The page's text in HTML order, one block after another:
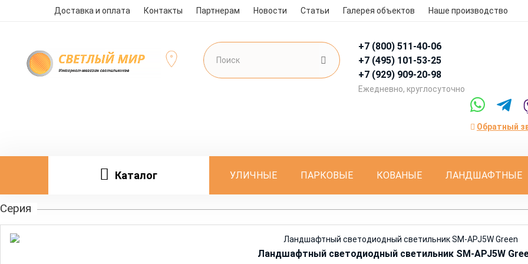
Доставка и оплата Контакты Партнерам Новости Статьи Галерея объектов Наше производство
+7 (800) 511-40-06
+7 (495) 101-53-25
+7 (929) 909-20-98
Eжедневно, круглосуточно
Обратный
Каталог УЛИЧНЫЕ ПАРКОВЫЕ КОВАНЫЕ ЛАНДШАФТНЫЕ
Серия
Ландшафтный светодиодный светильник SM-APJ5W